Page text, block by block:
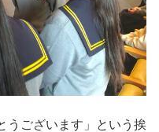
ございます」という挨